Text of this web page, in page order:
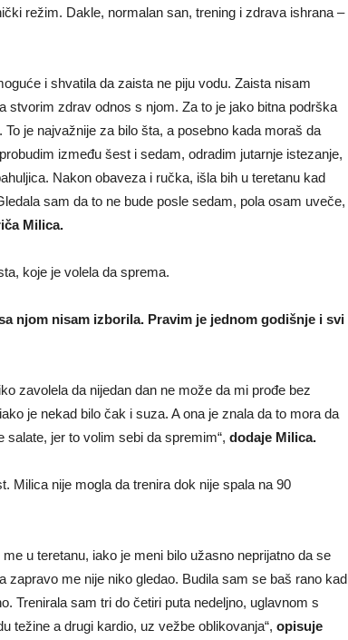
režim. Dakle, normalan san, trening i zdrava ishrana –
i shvatila da zaista ne piju vodu. Zaista nisam
stvorim zdrav odnos s njom. Za to je jako bitna podrška
je najvažnije za bilo šta, a posebno kada moraš da
između šest i sedam, odradim jutarnje istezanje,
Nakon obaveza i ručka, išla bih u teretanu kad
sam da to ne bude posle sedam, pola osam uveče,
Milica.
koje je volela da sprema.
njom nisam izborila. Pravim je jednom godišnje i svi
zavolela da nijedan dan ne može da mi prođe bez
je nekad bilo čak i suza. A ona je znala da to mora da
jer to volim sebi da spremim“, dodaje Milica.
Milica nije mogla da trenira dok nije spala na 90
u teretanu, iako je meni bilo užasno neprijatno da se
me nije niko gledao. Budila sam se baš rano kad
Trenirala sam tri do četiri puta nedeljno, uglavnom s
težine a drugi kardio, uz vežbe oblikovanja“, opisuje